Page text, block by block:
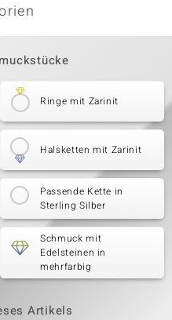
Ringe mit Zarinit
Halsketten mit Zarinit
Passende Kette in
Sterling Silber
Schmuck mit
Edelsteinen in
mehrfarbig
Artikels